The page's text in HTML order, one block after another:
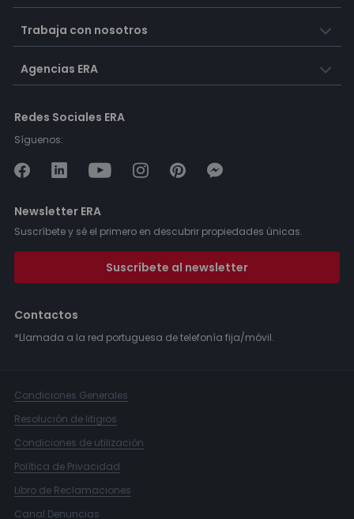
Trabaja con nosotros
Agencias ERA
Redes Sociales ERA
Síguenos:
Newsletter ERA
Suscríbete y sé el primero en descubrir propiedades únicas.
Suscríbete al newsletter
Contactos
*Llamada a la red portuguesa de telefonía fija/móvil.
Condiciones Generales
Resolución de litigios
Condiciones de utilización
Política de Privacidad
Libro de Reclamaciones
Canal Denuncias